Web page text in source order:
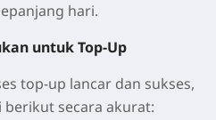
hari.
untuk Top-Up
top-up lancar dan sukses,
secara akurat: